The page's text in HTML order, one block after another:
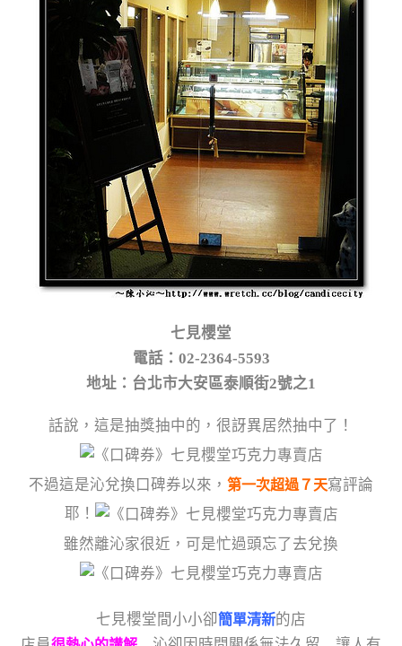
七見櫻堂
電話：02-2364-5593
地址：台北市大安區泰順街2號之1
話說，這是抽獎抽中的，很訝異居然抽中了！
不過這是沁兌換口碑券以來， 第一次超過７天寫評論
耶！
雖然離沁家很近，可是忙過頭忘了去兌換
七見櫻堂間小小卻簡單清新的店